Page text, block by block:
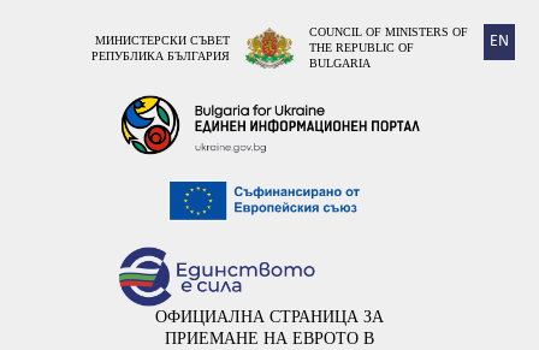
EN
МИНИСТЕРСКИ СЪВЕТ
РЕПУБЛИКА БЪЛГАРИЯ
COUNCIL OF MINISTERS OF
THE REPUBLIC OF
BULGARIA
ОФИЦИАЛНА СТРАНИЦА ЗА
ПРИЕМАНЕ НА ЕВРОТО В